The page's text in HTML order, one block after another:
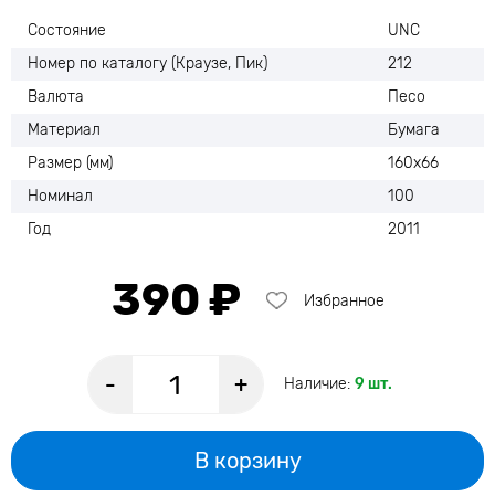
Состояние
UNC
Номер по каталогу (Краузе, Пик)
212
Валюта
Песо
Материал
Бумага
Размер (мм)
160х66
Номинал
100
Год
2011
390 ₽ Избранное
- + Наличие: 9 шт.
В корзину